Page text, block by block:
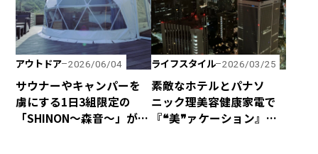
アウトドア 2026/06/04
サウナーやキャンパーを
虜にする1日3組限定の
「SHINON〜森音〜」が千
ライフスタイル 2026/03/25
素敵なホテルとパナソ
ニック理美容健康家電で
『❝美❞ァケーション』は